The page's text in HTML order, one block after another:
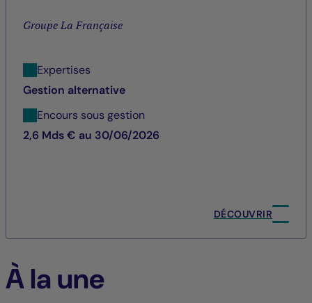
Groupe La Française
Expertises
Gestion alternative
Encours sous gestion
2,6 Mds € au 30/06/2026
DÉCOUVRIR
À la une